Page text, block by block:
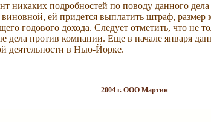
никаких подробностей по поводу данного
ей придется выплатить штраф, размер
годового дохода. Следует отметить, что не
дела против компании. Еще в начале января
деятельности в Нью-Йорке.
2004 г. ООО Мартин